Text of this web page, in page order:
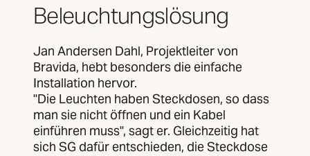
Beleuchtungslösung
Jan Andersen Dahl, Projektleiter von
Bravida, hebt besonders die einfache
Installation hervor.
"Die Leuchten haben Steckdosen, so dass
man sie nicht öffnen und ein Kabel
einführen muss", sagt er. Gleichzeitig hat
sich SG dafür entschieden, die Steckdose